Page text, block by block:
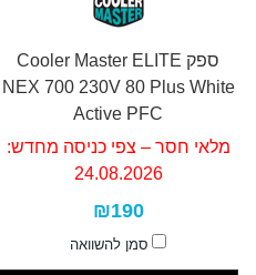
ספק Cooler Master ELITE
NEX 700 230V 80 Plus White
Active PFC
מלאי חסר – צפי כניסה מחדש:
24.08.2026
₪190
סמן להשוואה